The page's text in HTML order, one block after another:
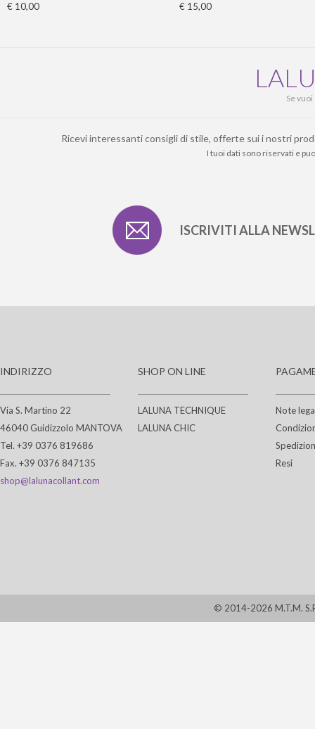
€ 10,00
€ 15,00
Se
Ricevi interessanti consigli di stile, offerte sui i nostri
I tuoi dati sono riservati e
ISCRIVITI ALLA
INDIRIZZO
Via S. Martino 22
46040 Guidizzolo MANTOVA
Tel. +39 0376 819686
Fax. +39 0376 847135
shop@lalunacollant.com
SHOP ON LINE
LALUNA TECHNIQUE
LALUNA CHIC
Note
Resi
© 2014-2026 M.T.M.